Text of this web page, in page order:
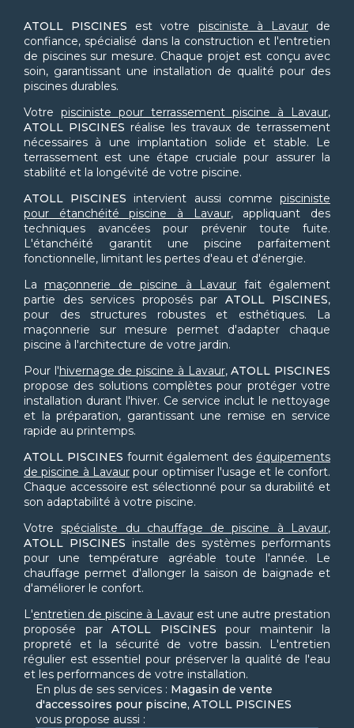
ATOLL PISCINES est votre pisciniste à Lavaurde
confiance, spécialisé dans la construction et l'entretien
de piscines sur mesure. Chaque projet est conçu avec
soin, garantissant une installation de qualité pour des
piscines durables.
Votre pisciniste pour terrassement piscine à Lavaur,
ATOLL PISCINES réalise les travaux de terrassement
nécessaires à une implantation solide et stable. Le
terrassement est une étape cruciale pour assurer la
stabilité et la longévité de votre piscine.
ATOLL PISCINES intervient aussi commepisciniste
pour étanchéité piscine à Lavaur, appliquant des
techniques avancées pour prévenir toute fuite.
L'étanchéité garantit une piscine parfaitement
fonctionnelle, limitant les pertes d'eau et d'énergie.
La maçonnerie de piscine à Lavaur fait également
partie des services proposés par ATOLL PISCINES,
pour des structures robustes et esthétiques. La
maçonnerie sur mesure permet d'adapter chaque
piscine à l'architecture de votre jardin.
Pour l'hivernage de piscine à Lavaur,ATOLL PISCINES
propose des solutions complètes pour protéger votre
installation durant l'hiver. Ce service inclut le nettoyage
et la préparation, garantissant une remise en service
rapide au printemps.
ATOLL PISCINES fournit également des équipements
de piscine à Lavaur pour optimiser l'usage et le confort.
Chaque accessoire est sélectionné pour sa durabilité et
son adaptabilité à votre piscine.
Votre spécialiste du chauffage de piscine à Lavaur,
ATOLL PISCINES installe des systèmes performants
pour une température agréable toute l'année. Le
chauffage permet d'allonger la saison de baignade et
d'améliorer le confort.
L'entretien de piscine à Lavaurest une autre prestation
proposée par ATOLL PISCINES pour maintenir la
propreté et la sécurité de votre bassin. L'entretien
régulier est essentiel pour préserver la qualité de l'eau
et les performances de votre installation.
En plus de ses services : Magasin de vente
d'accessoires pour piscine, ATOLL PISCINES
vous propose aussi :